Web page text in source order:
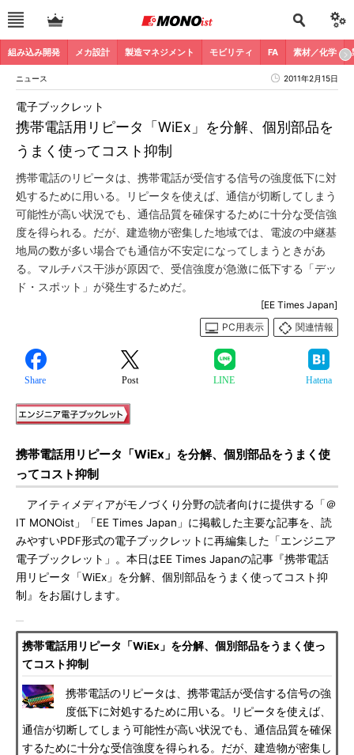
組み込み開発 メカ設計 製造マネジメント モビリティ FA 素材／化学
ニュース 2011年2月15日
携帯電話用リピータ「WiEx」を分解、個別部品を
うまく使ってコスト抑制
電子ブックレット
携帯電話のリピータは、携帯電話が受信する信号の強度低下に対
処するために用いる。リピータを使えば、通信が切断してしまう
可能性が高い状況でも、通信品質を確保するために十分な受信強
度を得られる。だが、建造物が密集した地域では、電波の中継基
地局の数が多い場合でも通信が不安定になってしまうときがあ
る。マルチパス干渉が原因で、受信強度が急激に低下する「デッ
ド・スポット」が発生するためだ。
[EE Times Japan]
PC用表示
関連情報
Share Post LINE Hatena
携帯電話用リピータ「WiEx」を分解、個別部品をうまく使
ってコスト抑制
アイティメディアがモノづくり分野の読者向けに提供する「＠
IT MONOist」「EE Times Japan」に掲載した主要な記事を、読
みやすいPDF形式の電子ブックレットに再編集した「エンジニア
電子ブックレット」。本日はEE Times Japanの記事『携帯電話
用リピータ「WiEx」を分解、個別部品をうまく使ってコスト抑
制』をお届けします。
携帯電話用リピータ「WiEx」を分解、個別部品をうまく使っ
てコスト抑制
携帯電話のリピータは、携帯電話が受信する信号の強
度低下に対処するために用いる。リピータを使えば、
通信が切断してしまう可能性が高い状況でも、通信品質を確保
するために十分な受信強度を得られる。だが、建造物が密集し